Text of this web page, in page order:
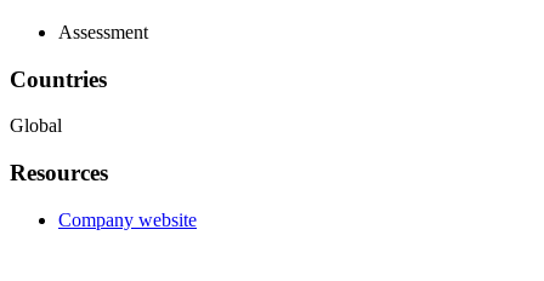
Assessment
Countries
Global
Resources
Company website